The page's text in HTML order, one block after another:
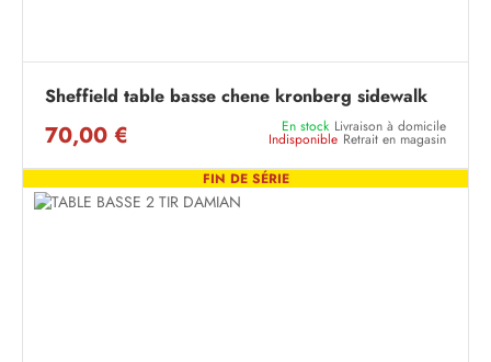
Sheffield table basse chene kronberg sidewalk
70,00 € En stock Livraison à domicile
Indisponible Retrait en magasin
FIN DE SÉRIE